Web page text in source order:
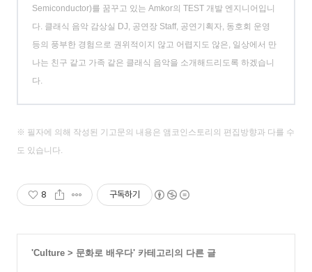
Semiconductor)를 꿈꾸고 있는 Amkor의 TEST 개발 엔지니어입니
다. 클래식 음악 감상실 DJ, 공연장 Staff, 공연기획자, 동호회 운영
등의 풍부한 경험으로 권위적이지 않고 어렵지도 않은, 일상에서 만
나는 친구 같고 가족 같은 클래식 음악을 소개해드리도록 하겠습니
다.
※ 필자에 의해 작성된 기고문의 내용은 앰코인스토리의 편집방향과 다를 수
도 있습니다.
8 구독하기
'Culture > 문화로 배우다' 카테고리의 다른 글